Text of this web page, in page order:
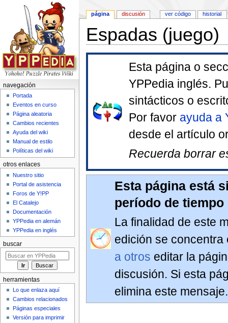
Espadas (juego)
Esta página o
YPPedia inglés.
sintácticos o
Por favor ayuda a
desde el artículo
Recuerda borrar
Esta página está
período de
La finalidad de este
edición se
a otros editar la
discusión. Si esta
elimina este mensaje.
página discusión ver código historial
navegación
Portada
Eventos en curso
Página aleatoria
Cambios recientes
Ayuda del wiki
Manual de estilo
Políticas del wiki
otros enlaces
Nuestro sitio
Portal de asistencia
Foros de Y!PP
El Catalejo
Documentación
YPPedia en alemán
YPPedia en inglés
buscar
herramientas
Lo que enlaza aquí
Cambios relacionados
Páginas especiales
Versión para imprimir